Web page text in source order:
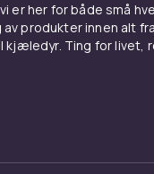
er her for både små
produkter innen alt
kjæledyr. Ting for livet,